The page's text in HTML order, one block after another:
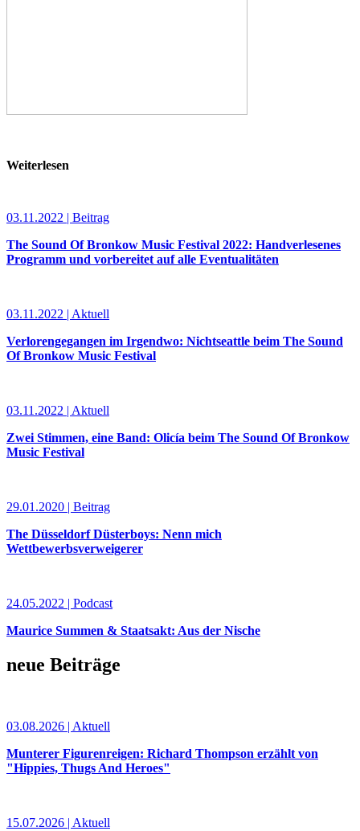
Weiterlesen
03.11.2022 | Beitrag
The Sound Of Bronkow Music Festival 2022: Handverlesenes
Programm und vorbereitet auf alle Eventualitäten
03.11.2022 | Aktuell
Verlorengegangen im Irgendwo: Nichtseattle beim The Sound
Of Bronkow Music Festival
03.11.2022 | Aktuell
Zwei Stimmen, eine Band: Olicía beim The Sound Of Bronkow
Music Festival
29.01.2020 | Beitrag
The Düsseldorf Düsterboys: Nenn mich
Wettbewerbsverweigerer
24.05.2022 | Podcast
Maurice Summen & Staatsakt: Aus der Nische
neue Beiträge
03.08.2026 | Aktuell
Munterer Figurenreigen: Richard Thompson erzählt von
"Hippies, Thugs And Heroes"
15.07.2026 | Aktuell